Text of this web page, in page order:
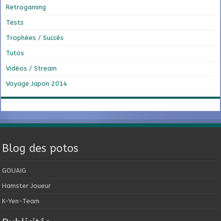
Retrogaming
Tests
Trophées / Succès
Tutos
Vidéos / Stream
Voyage Japon 2014
Blog des potos
GOUAIG
Hamster Joueur
K-Yen-Team